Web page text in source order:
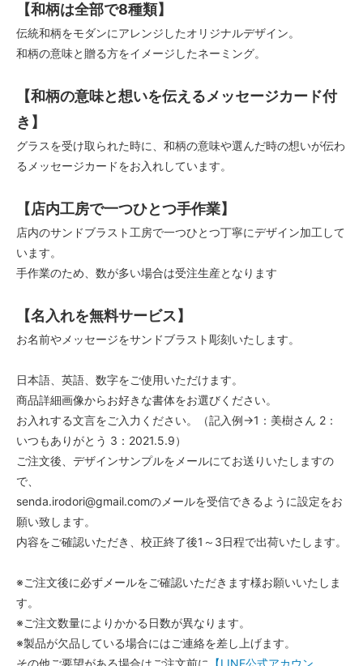
【和柄は全部で8種類】
伝統和柄をモダンにアレンジしたオリジナルデザイン。
和柄の意味と贈る方をイメージしたネーミング。
【和柄の意味と想いを伝えるメッセージカード付
き】
グラスを受け取られた時に、和柄の意味や選んだ時の想いが伝わ
るメッセージカードをお入れしています。
【店内工房で一つひとつ手作業】
店内のサンドブラスト工房で一つひとつ丁寧にデザイン加工して
います。
手作業のため、数が多い場合は受注生産となります
【名入れを無料サービス】
お名前やメッセージをサンドブラスト彫刻いたします。
日本語、英語、数字をご使用いただけます。
商品詳細画像からお好きな書体をお選びください。
お入れする文言をご入力ください。（記入例→1：美樹さん 2：
いつもありがとう 3：2021.5.9）
ご注文後、デザインサンプルをメールにてお送りいたしますの
で、
senda.irodori@gmail.comのメールを受信できるように設定をお
願い致します。
内容をご確認いただき、校正終了後1～3日程で出荷いたします。
※ご注文後に必ずメールをご確認いただきます様お願いいたしま
す。
※ご注文数量によりかかる日数が異なります。
※製品が欠品している場合にはご連絡を差し上げます。
その他ご要望がある場合はご注文前に
【LINE公式アカウン